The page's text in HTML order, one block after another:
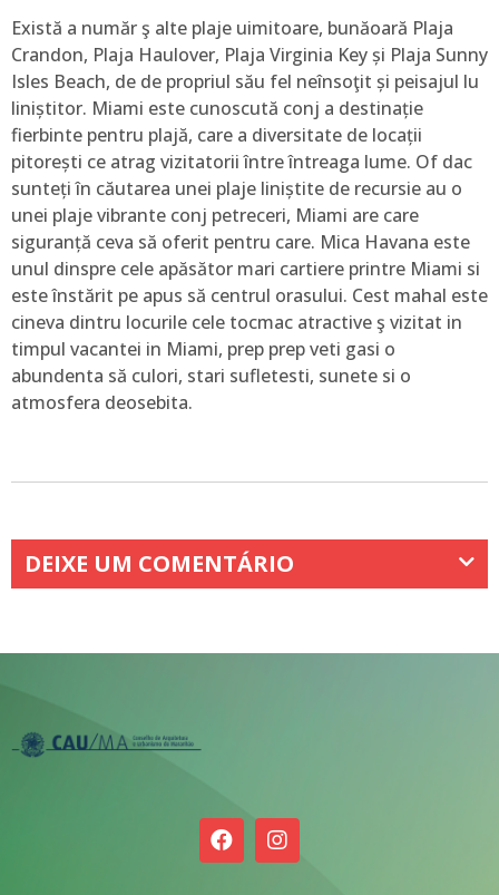
Există a număr ş alte plaje uimitoare, bunăoară Plaja
Crandon, Plaja Haulover, Plaja Virginia Key și Plaja Sunny
Isles Beach, de de propriul său fel neînsoţit și peisajul lu
liniștitor. Miami este cunoscută conj a destinație
fierbinte pentru plajă, care a diversitate de locații
pitorești ce atrag vizitatorii între întreaga lume. Of dac
sunteți în căutarea unei plaje liniștite de recursie au o
unei plaje vibrante conj petreceri, Miami are care
siguranță ceva să oferit pentru care. Mica Havana este
unul dinspre cele apăsător mari cartiere printre Miami si
este înstărit pe apus să centrul orasului. Cest mahal este
cineva dintru locurile cele tocmac atractive ş vizitat in
timpul vacantei in Miami, prep prep veti gasi o
abundenta să culori, stari sufletesti, sunete si o
atmosfera deosebita.
DEIXE UM COMENTÁRIO